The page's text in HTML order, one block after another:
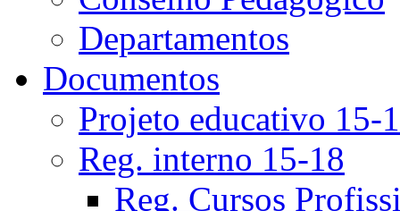
Departamentos
Documentos
Projeto educativo 15-
Reg. interno 15-18
Reg. Cursos